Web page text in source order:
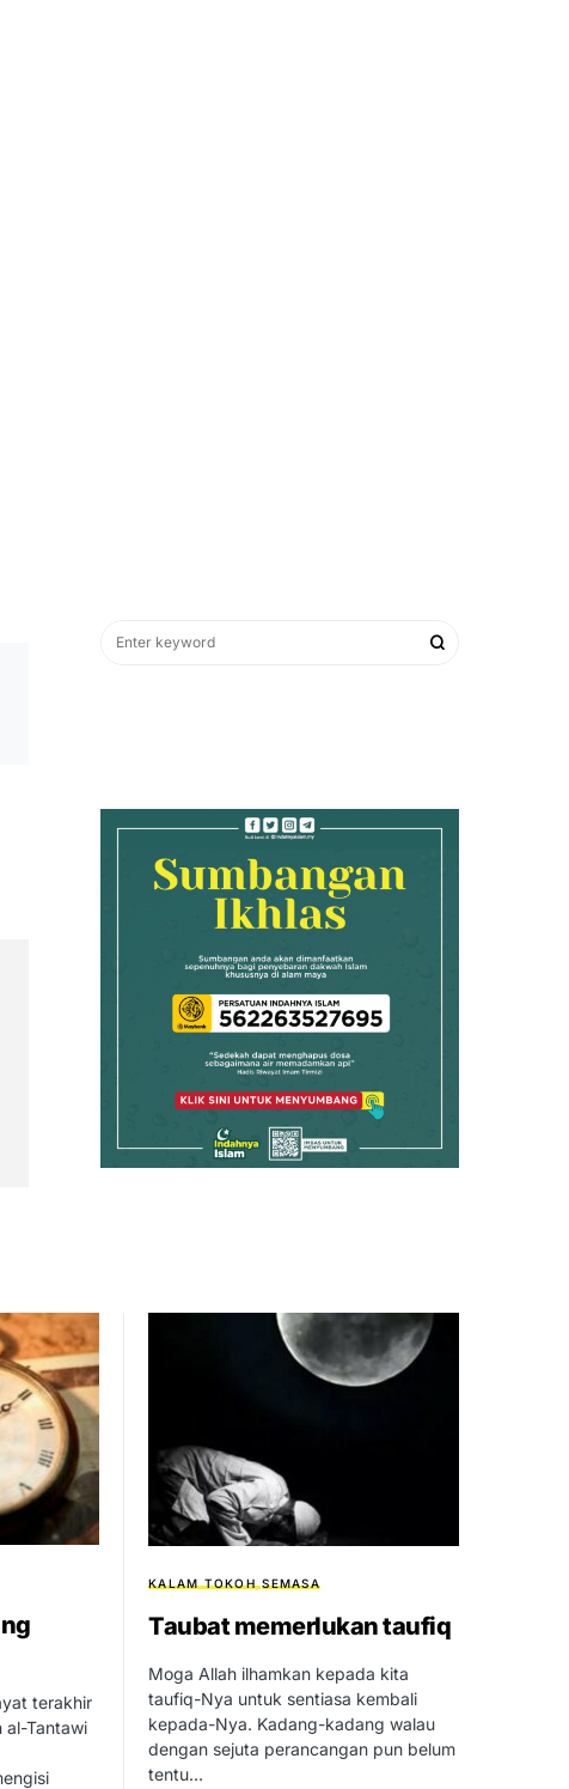
terakhir
al-Tantawi
KALAM TOKOH SEMASA
Taubat memerlukan taufiq
Moga Allah ilhamkan kepada kita
taufiq-Nya untuk sentiasa kembali
kepada-Nya. Kadang-kadang walau
dengan sejuta perancangan pun belum
tentu…